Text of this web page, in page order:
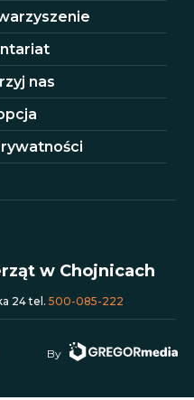
nas
w Chojnicach
24 tel. 500-085-222
By